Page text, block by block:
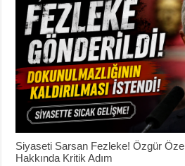
Siyaseti Sarsan Fezleke! Özgür
Hakkında Kritik Adım